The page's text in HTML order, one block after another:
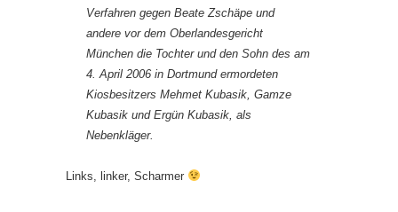
Verfahren gegen Beate Zschäpe und
andere vor dem Oberlandesgericht
München die Tochter und den Sohn des am
4. April 2006 in Dortmund ermordeten
Kiosbesitzers Mehmet Kubasik, Gamze
Kubasik und Ergün Kubasik, als
Nebenkläger.
Links, linker, Scharmer